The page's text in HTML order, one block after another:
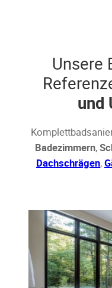
Unsere
und
Badezimmern,
Dachschrägen,